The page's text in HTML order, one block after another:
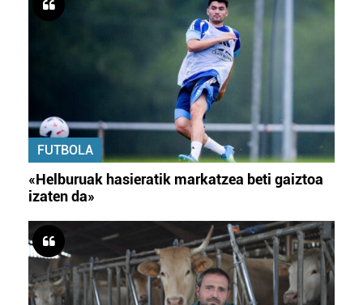
FUTBOLA
«Helburuak hasieratik markatzea beti gaiztoa
izaten da»